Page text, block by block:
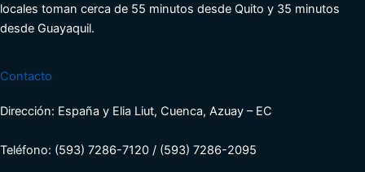
locales toman cerca de 55 minutos desde Quito y 35 minutos
desde Guayaquil.
Contacto
Dirección: España y Elia Liut, Cuenca, Azuay – EC
Teléfono: (593) 7286-7120 / (593) 7286-2095